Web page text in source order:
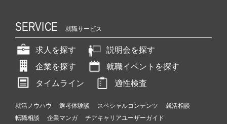
|
ベ
ン
チ
ャ
ー・
長
SERVICE 就職サービス
求人を探す
説明会を探す
企業を探す
就職イベントを探す
タイムライン
適性検査
就活ノウハウ 選考体験談 スペシャルコンテンツ
就活相談
転職相談
企業マンガ チアキャリアユーザーガイド